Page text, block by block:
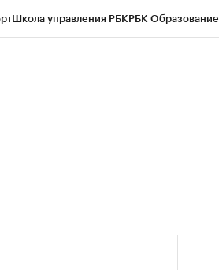
Школа управления РБКРБК Образование